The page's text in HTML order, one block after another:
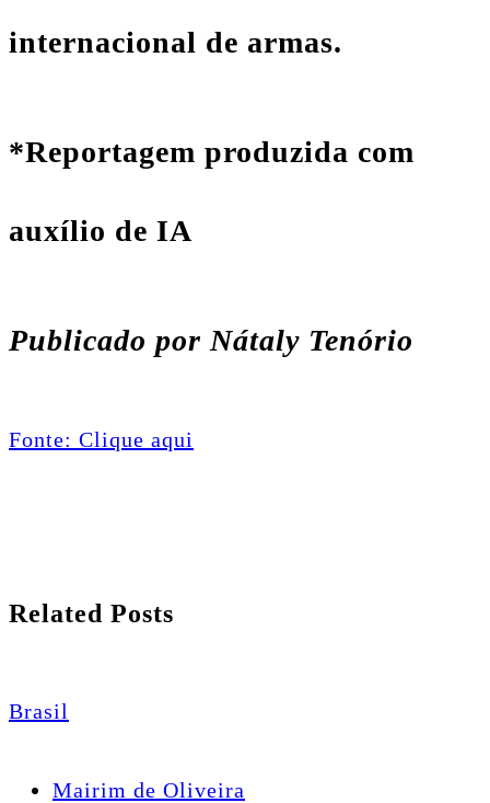
internacional de armas.
*Reportagem produzida com
auxílio de IA
Publicado por Nátaly Tenório
Fonte: Clique aqui
Related Posts
Brasil
Mairim de Oliveira